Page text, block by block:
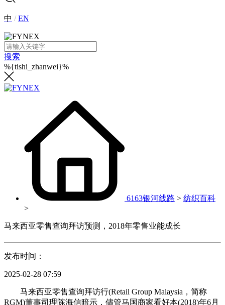
中 /EN
搜索
%{tishi_zhanwei}%
6163银河线路 > 纺织百科
>
马来西亚零售查询拜访预测，2018年零售业能成长
发布时间：
2025-02-28 07:59
马来西亚零售查询拜访行(Retail Group Malaysia，简称
RGM)董事司理陈海信暗示，儘管马国商家看好本(2018)年6月